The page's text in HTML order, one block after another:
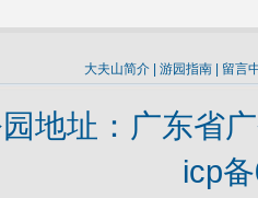
大夫山简介 游园指南 留言
地址：广东省
icp